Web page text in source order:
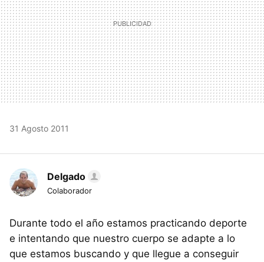
31 Agosto 2011
Delgado
Colaborador
Durante todo el año estamos practicando deporte
e intentando que nuestro cuerpo se adapte a lo
que estamos buscando y que llegue a conseguir